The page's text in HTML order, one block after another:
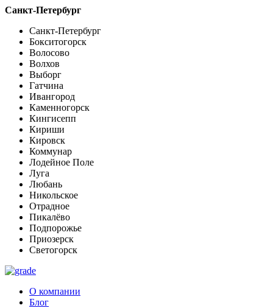
Санкт-Петербург
Санкт-Петербург
Бокситогорск
Волосово
Волхов
Выборг
Гатчина
Ивангород
Каменногорск
Кингисепп
Кириши
Кировск
Коммунар
Лодейное Поле
Луга
Любань
Никольское
Отрадное
Пикалёво
Подпорожье
Приозерск
Светогорск
О компании
Блог